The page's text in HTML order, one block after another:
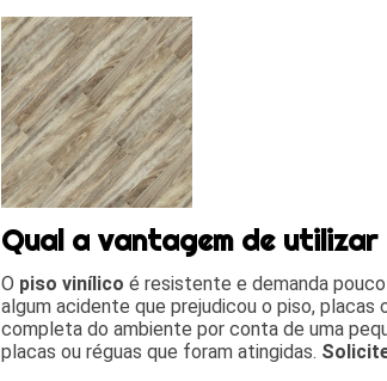
Qual a vantagem de
O piso vinílico é resistente e demanda
algum acidente que prejudicou o piso, placas
completa do ambiente por conta de uma
placas ou réguas que foram atingidas.